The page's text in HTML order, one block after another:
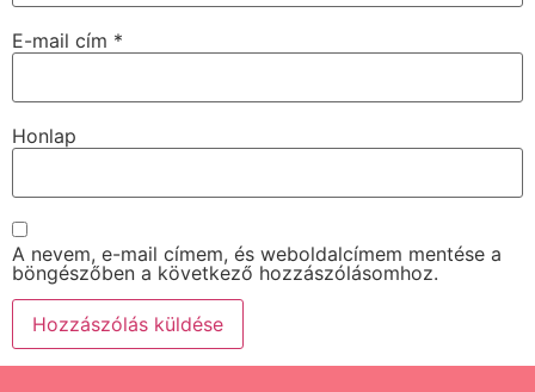
E-mail cím *
Honlap
A nevem, e-mail címem, és weboldalcímem mentése a
böngészőben a következő hozzászólásomhoz.